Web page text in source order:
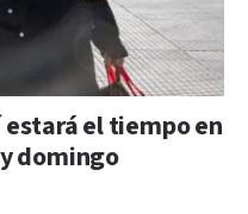
el tiempo en
domingo